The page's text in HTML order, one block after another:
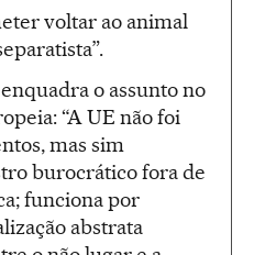
voltar ao animal
o assunto no
“A UE não foi
mas sim
burocrático fora de
funciona por
abstrata